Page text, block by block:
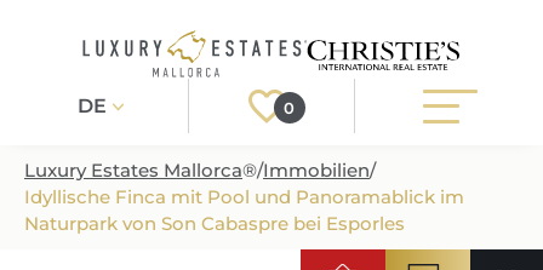
DE 0
Registrieren Login
Luxury Estates Mallorca®/Immobilien/
Idyllische Finca mit Pool und Panoramablick im
Naturpark von Son Cabaspre bei Esporles